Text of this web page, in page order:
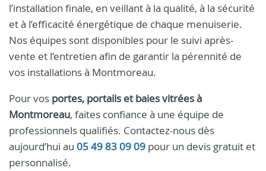
l’installation finale, en veillant à la qualité, à la sécurité
et à l’efficacité énergétique de chaque menuiserie.
Nos équipes sont disponibles pour le suivi après-
vente et l’entretien afin de garantir la pérennité de
vos installations à Montmoreau.
Pour vos portes, portails et baies vitrées à
Montmoreau, faites confiance à une équipe de
professionnels qualifiés. Contactez-nous dès
aujourd’hui au 05 49 83 09 09 pour un devis gratuit et
personnalisé.